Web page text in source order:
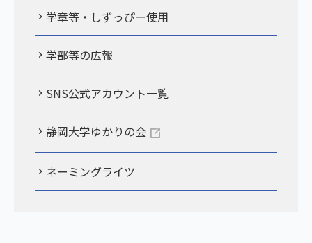
学章等・しずっぴー使用
学部等の広報
SNS公式アカウント一覧
静岡大学ゆかりの会
ネーミングライツ